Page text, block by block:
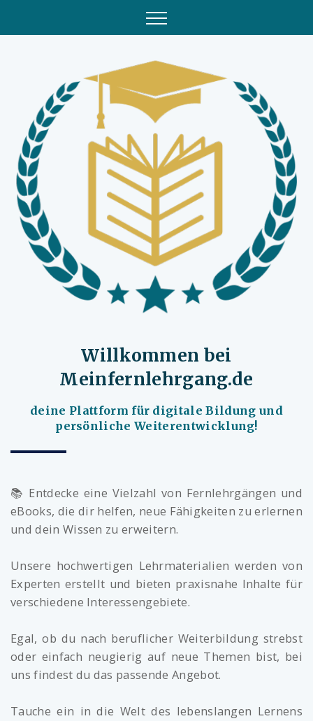
Willkommen bei
Meinfernlehrgang.de
deine Plattform für digitale Bildung und
persönliche Weiterentwicklung!
📚 Entdecke eine Vielzahl von Fernlehrgängen und
eBooks, die dir helfen, neue Fähigkeiten zu erlernen
und dein Wissen zu erweitern.
Unsere hochwertigen Lehrmaterialien werden von
Experten erstellt und bieten praxisnahe Inhalte für
verschiedene Interessengebiete.
Egal, ob du nach beruflicher Weiterbildung strebst
oder einfach neugierig auf neue Themen bist, bei
uns findest du das passende Angebot.
Tauche ein in die Welt des lebenslangen Lernens